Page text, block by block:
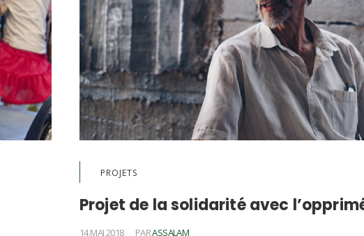
PROJETS
Projet de la solidarité avec
14 MAI 2018 PARASSALAM